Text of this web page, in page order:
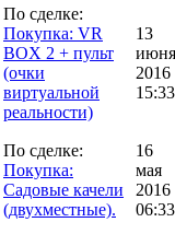
По сделке:
Покупка: VR
BOX 2 + пульт
(очки
виртуальной
реальности)
13
июня
2016
15:33
По сделке:
Покупка:
Садовые качели
(двухместные).
16
мая
2016
06:33